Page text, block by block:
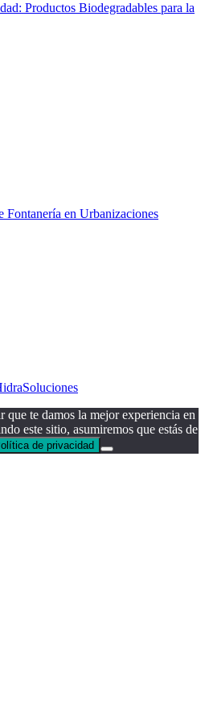
Productos Biodegradables para la
Fontanería en Urbanizaciones
que te damos la mejor experiencia en
este sitio, asumiremos que estás de
de privacidad